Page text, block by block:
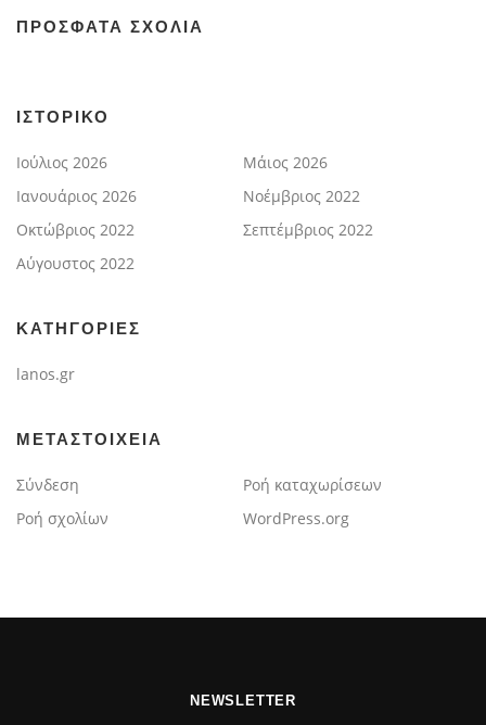
ΠΡΌΣΦΑΤΑ ΣΧΌΛΙΑ
ΙΣΤΟΡΙΚΌ
Ιούλιος 2026
Μάιος 2026
Ιανουάριος 2026
Νοέμβριος 2022
Οκτώβριος 2022
Σεπτέμβριος 2022
Αύγουστος 2022
KΑΤΗΓΟΡΊΕΣ
lanos.gr
ΜΕΤΑΣΤΟΙΧΕΊΑ
Σύνδεση
Ροή καταχωρίσεων
Ροή σχολίων
WordPress.org
NEWSLETTER